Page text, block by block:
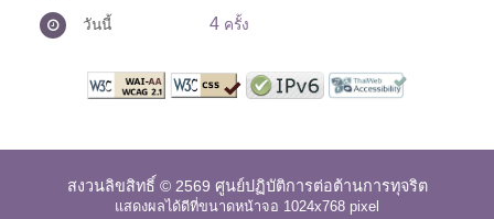
วันนี้ 4 ครั้ง
สงวนลิขสิทธิ์ © 2569 ศูนย์ปฏิบัติการต่อต้านการทุจริต
แสดงผลได้ดีที่ขนาดหน้าจอ 1024x768 pixel